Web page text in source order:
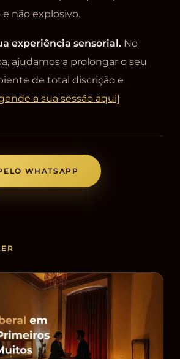
não explosivo.
experiência sensorial.No
ajudamos a prolongar o seu
de total discrição e
a sua sessão aqui]
WHATSAPP